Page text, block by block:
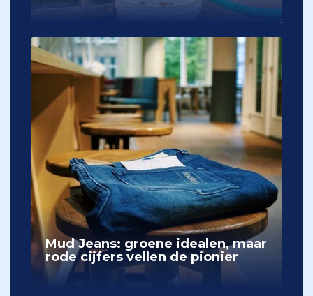
Mud Jeans: groene idealen, maar
rode cijfers vellen de pionier